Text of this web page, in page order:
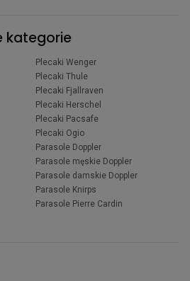
kategorie
Plecaki Wenger
Plecaki Thule
Plecaki Fjallraven
Plecaki Herschel
Plecaki Pacsafe
Plecaki Ogio
Parasole Doppler
Parasole męskie Doppler
Parasole damskie Doppler
Parasole Knirps
Parasole Pierre Cardin